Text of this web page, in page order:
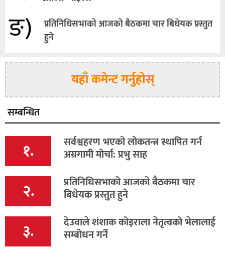
ङ)
प्रतिनिधिसभाको आजको बैठकमा चार बिधेयक प्रस्तुत
हुने
यहाँ कमेन्ट गर्नुहोस्
सम्बन्धित
१. सर्वश्वहरण भएको लोकतन्त्र स्थापित गर्न
अग्रगामी मोर्चा: प्रभु साह
२. प्रतिनिधिसभाको आजको बैठकमा चार
बिधेयक प्रस्तुत हुने
३. देउवाले शंशाक कोइराला नेतृत्वको भेलालाई
सम्बोधन गर्ने